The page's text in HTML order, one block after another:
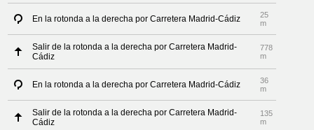
En la rotonda a la derecha por Carretera Madrid-Cádiz
25
m
Salir de la rotonda a la derecha por Carretera Madrid-
Cádiz
778
m
En la rotonda a la derecha por Carretera Madrid-Cádiz
36
m
Salir de la rotonda a la derecha por Carretera Madrid-
Cádiz
135
m